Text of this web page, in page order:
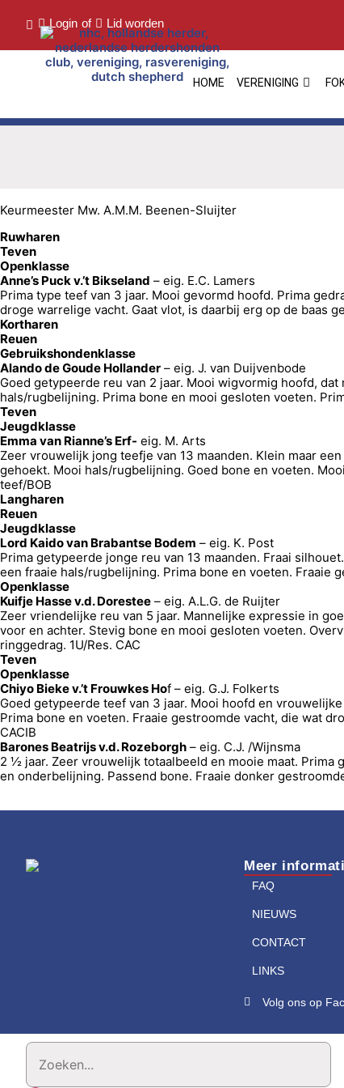
Login of Lid worden
HOME VERENIGING
Keurmeester Mw. A.M.M. Beenen-Sluijter
Ruwharen
Teven
Openklasse
Anne’s Puck v.’t Bikseland – eig. E.C. Lamers
Prima type teef van 3 jaar. Mooi gevormd hoofd. Prima
droge warrelige vacht. Gaat vlot, is daarbij erg op de baas
Kortharen
Reuen
Gebruikshondenklasse
Alando de Goude Hollander – eig. J. van Duijvenbode
Goed getypeerde reu van 2 jaar. Mooi wigvormig hoofd,
hals/rugbelijning. Prima bone en mooi gesloten voeten.
Teven
Jeugdklasse
Emma van Rianne’s Erf- eig. M. Arts
Zeer vrouwelijk jong teefje van 13 maanden. Klein maar
gehoekt. Mooi hals/rugbelijning. Goed bone en voeten.
teef/BOB
Langharen
Reuen
Jeugdklasse
Lord Kaido van Brabantse Bodem – eig. K. Post
Prima getypeerde jonge reu van 13 maanden. Fraai
een fraaie hals/rugbelijning. Prima bone en voeten. Fraaie
Openklasse
Kuifje Hasse v.d. Dorestee – eig. A.L.G. de Ruijter
Zeer vriendelijke reu van 5 jaar. Mannelijke expressie in
voor en achter. Stevig bone en mooi gesloten voeten.
ringgedrag. 1U/Res. CAC
Teven
Openklasse
Chiyo Bieke v.’t Frouwkes Hof – eig. G.J. Folkerts
Goed getypeerde teef van 3 jaar. Mooi hoofd en
Prima bone en voeten. Fraaie gestroomde vacht, die wat
CACIB
Barones Beatrijs v.d. Rozeborgh – eig. C.J. /Wijnsma
2 ½ jaar. Zeer vrouwelijk totaalbeeld en mooie maat.
en onderbelijning. Passend bone. Fraaie donker
Meer
FAQ
NIEUWS
CONTACT
LINKS
Volg ons op